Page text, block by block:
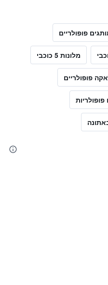
פופולריים
מלונות 5 כוכבי
פופולריים
פופולריות